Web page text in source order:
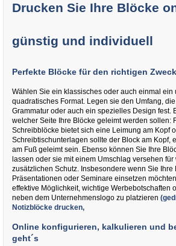
Drucken Sie Ihre Blöcke
günstig und individuell
Perfekte Blöcke für den richtigen Zweck
Wählen Sie ein klassisches oder auch einmal
quadratisches Format. Legen sie den Umfang,
Grammatur oder auch ein spezielles Design fest.
welcher Seite Ihre Blöcke geleimt werden sollen:
Schreibblöcke bietet sich eine Leimung am Kopf
Schreibtischunterlagen sollte der Block am Kopf,
am Fuß geleimt sein. Ebenso können Sie Ihre
lassen oder sie mit einem Umschlag versehen für
zusätzlichen Schutz. Insbesondere wenn Sie Ihre
Präsentationen oder Seminare einsetzen
effektive Möglichkeit, wichtige Werbebotschaften
neben dem Unternehmenslogo zu platzieren
Notizblöcke drucken,
Online konfigurieren, kalkulieren und
geht´s